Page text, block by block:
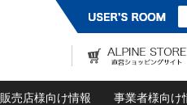
販売店様向け情報 事業者様向け